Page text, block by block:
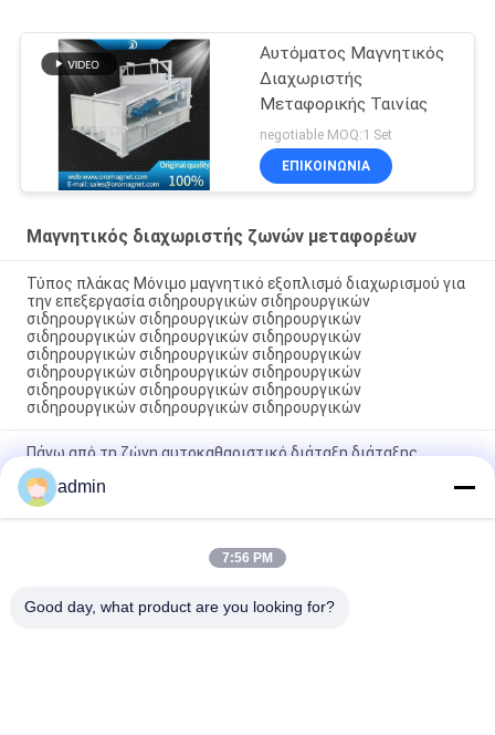
Αυτόματος Μαγνητικός
Διαχωριστής
Μεταφορικής Ταινίας
negotiable MOQ:1 Set
ΕΠΙΚΟΙΝΩΝΊΑ
Μαγνητικός διαχωριστής ζωνών μεταφορέων
Τύπος πλάκας Μόνιμο μαγνητικό εξοπλισμό διαχωρισμού για
την επεξεργασία σιδηρουργικών σιδηρουργικών
σιδηρουργικών σιδηρουργικών σιδηρουργικών
σιδηρουργικών σιδηρουργικών σιδηρουργικών
σιδηρουργικών σιδηρουργικών σιδηρουργικών
σιδηρουργικών σιδηρουργικών σιδηρουργικών
σιδηρουργικών σιδηρουργικών σιδηρουργικών
σιδηρουργικών σιδηρουργικών σιδηρουργικών
Πάνω από τη ζώνη αυτοκαθαριστικό διάταξη διάταξης
διάταξης μαγνητών διαχωριστή/διασταυρούμενο διάταγμα
διαχωριστή μαγνητικών σωματιδίων κατάλληλο για
πλαστικά σωματίδια
Μαγνητικός διαχωριστής τύπων μεταφορέων ζωνών με μετά
από την υπηρεσία πωλήσεων ανεφοδιασμός για τα πλαστικά
admin
7:56 PM
Good day, what product are you looking for?